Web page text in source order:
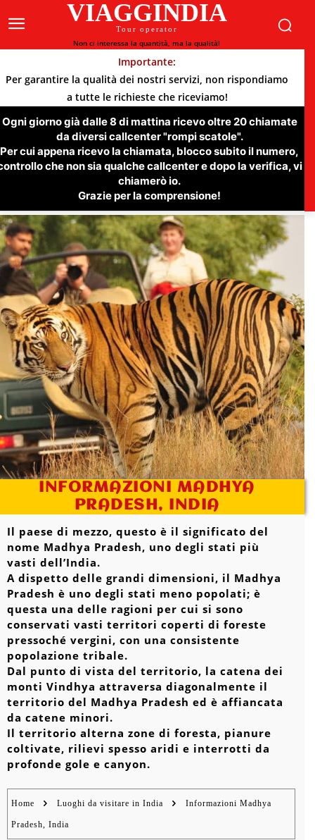
VIAGGINDIA
Tour operator
Non ci interessa la quantità, ma la qualità!
Importante:
Per garantire la qualità dei nostri servizi, non rispondiamo
a tutte le richieste che riceviamo!
Ogni giorno già dalle 8 di mattina ricevo oltre 20 chiamate
da diversi callcenter "rompi scatole".
Per cui appena ricevo la chiamata, blocco subito il numero,
che non sia qualche callcenter e dopo la verifica, vi
chiamerò io.
Grazie per la comprensione!
INFORMAZIONI MADHYA
PRADESH, INDIA
Il paese di mezzo, questo è il significato del
nome Madhya Pradesh, uno degli stati più
vasti dell’India.
A dispetto delle grandi dimensioni, il Madhya
Pradesh è uno degli stati meno popolati; è
questa una delle ragioni per cui si sono
conservati vasti territori coperti di foreste
pressoché vergini, con una consistente
popolazione tribale.
Dal punto di vista del territorio, la catena dei
monti Vindhya attraversa diagonalmente il
territorio del Madhya Pradesh ed è affiancata
da catene minori.
Il territorio alterna zone di foresta, pianure
coltivate, rilievi spesso aridi e interrotti da
profonde gole e canyon.
Home Luoghi da visitare in India Informazioni Madhya
Pradesh, India